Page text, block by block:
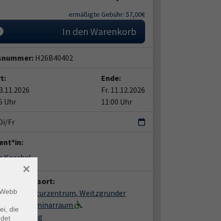
ermäßigte Gebühr: 57,00€
In den Warenkorb
H26B40402
Uhr
Ende:
Fr. 11.12.2026
11:00 Uhr
Fr
Koschel
Kulturzentrum, Weitzgrunder
4, gr. Seminarraum
Bad Belzig
die
×